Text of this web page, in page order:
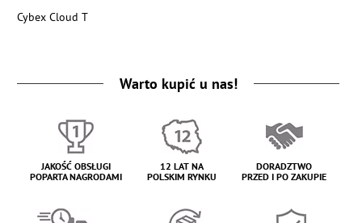
Cybex Cloud T
Warto kupić u nas!
JAKOŚĆ OBSŁUGI
POPARTA NAGRODAMI
12 LAT NA
POLSKIM RYNKU
DORADZTWO
PRZED I PO ZAKUPIE